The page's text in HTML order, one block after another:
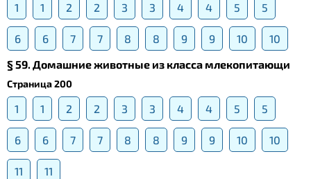
1 1 2 2 3 3 4 4 5 5
6 6 7 7 8 8 9 9 10
10
§ 59. Домашние животные из класса млекопитающи
Страница 200
1 1 2 2 3 3 4 4 5 5
6 6 7 7 8 8 9 9 10 10
11 11